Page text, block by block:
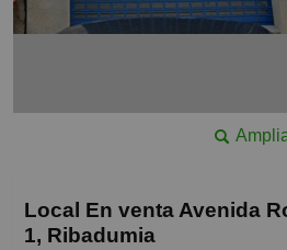
Local En venta Avenida
1, Ribadumia